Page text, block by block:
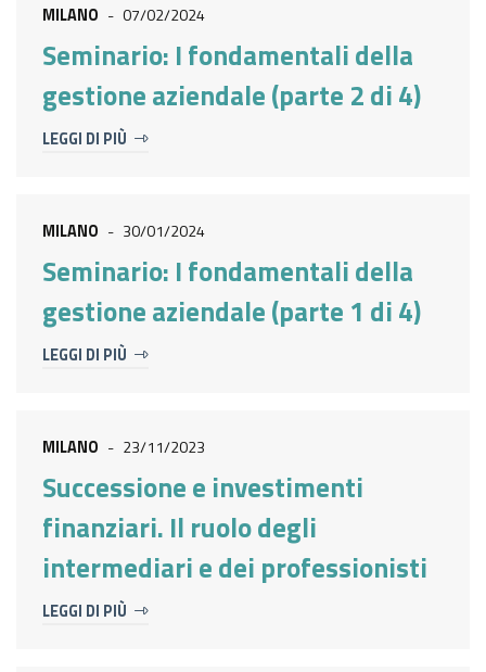
MILANO - 07/02/2024
Seminario: I fondamentali della
gestione aziendale (parte 2 di 4)
LEGGI DI PIÙ
MILANO - 30/01/2024
Seminario: I fondamentali della
gestione aziendale (parte 1 di 4)
LEGGI DI PIÙ
MILANO - 23/11/2023
Successione e investimenti
finanziari. Il ruolo degli
intermediari e dei professionisti
LEGGI DI PIÙ